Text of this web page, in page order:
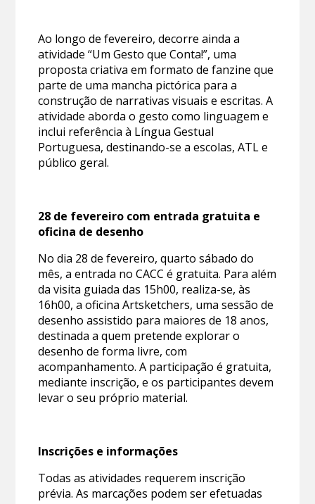
Ao longo de fevereiro, decorre ainda a
atividade “Um Gesto que Conta!”, uma
proposta criativa em formato de fanzine que
parte de uma mancha pictórica para a
construção de narrativas visuais e escritas. A
atividade aborda o gesto como linguagem e
inclui referência à Língua Gestual
Portuguesa, destinando-se a escolas, ATL e
público geral.
28 de fevereiro com entrada gratuita e
oficina de desenho
No dia 28 de fevereiro, quarto sábado do
mês, a entrada no CACC é gratuita. Para além
da visita guiada das 15h00, realiza-se, às
16h00, a oficina Artsketchers, uma sessão de
desenho assistido para maiores de 18 anos,
destinada a quem pretende explorar o
desenho de forma livre, com
acompanhamento. A participação é gratuita,
mediante inscrição, e os participantes devem
levar o seu próprio material.
Inscrições e informações
Todas as atividades requerem inscrição
prévia. As marcações podem ser efetuadas